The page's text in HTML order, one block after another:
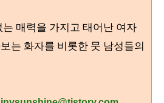
매력을 가지고 태어난 여자
는 화자를 비롯한 뭇 남성들의